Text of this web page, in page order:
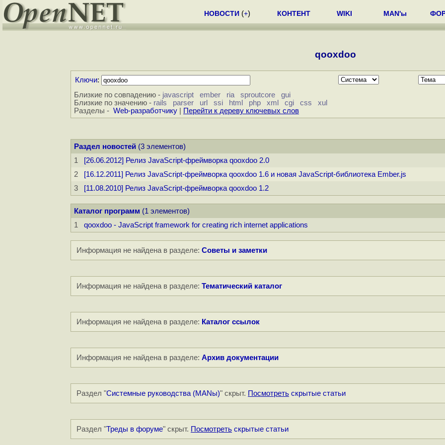
НОВОСТИ (+) КОНТЕНТ WIKI MAN'ы
qooxdoo
Ключи:
Близкие по совпадению - javascript ember ria sproutcore
gui
Близкие по значению - rails parser url ssi html php xml cgi css
xul
Разделы - Web-разработчику Перейти к дереву ключевых слов
Раздел новостей (3 элементов)
1
[26.06.2012] Релиз JavaScript-фреймворка qooxdoo 2.0
2
[16.12.2011] Релиз JavaScript-фреймворка qooxdoo 1.6 и новая JavaScript-библиотека Ember.js
3
[11.08.2010] Релиз JavaScript-фреймворка qooxdoo 1.2
Каталог программ (1 элементов)
1
qooxdoo - JavaScript framework for creating rich internet applications
Информация не найдена в разделе: Советы и заметки
Информация не найдена в разделе: Тематический каталог
Информация не найдена в разделе: Каталог ссылок
Информация не найдена в разделе: Архив документации
Раздел "Системные руководства (MANы)" скрыт. Посмотреть скрытые статьи
Раздел "Треды в форуме" скрыт. Посмотреть скрытые статьи